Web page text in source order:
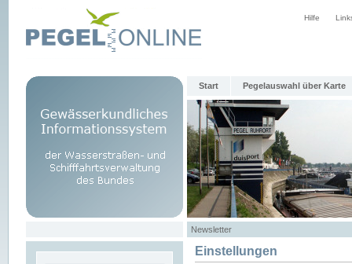
Hilfe
Start Pegelauswahl über Karte
Newsletter
Einstellungen